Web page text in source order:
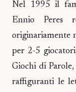
Nel 1995 il
Ennio Peres
originariamente
per 2-5
Giochi di
raffiguranti le